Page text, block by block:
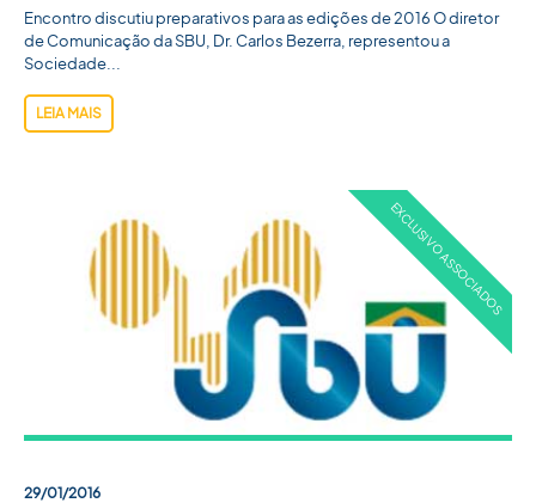
Encontro discutiu preparativos para as edições de 2016 O diretor
de Comunicação da SBU, Dr. Carlos Bezerra, representou a
Sociedade...
LEIA MAIS
29/01/2016